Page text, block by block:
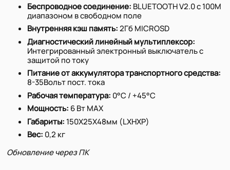
Беспроводное соединение: BLUETOOTH V2.0 с 100M
диапазоном в свободном поле
Внутренняя кэш память:2Гб MICROSD
Диагностический линейный мультиплексор:
Интегрированный электронный выключатель с
защитой по току
Питание от аккумулятора транспортного средства:
8-35Вольт пост. тока
Рабочая температура: 0°C / +45°C
Мощность: 6 Вт MAX
Габариты: 150X25X48мм (LXHXP)
Вес: 0,2 кг
Обновление через ПК